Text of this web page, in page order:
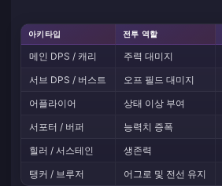
아키타입 전투 역할
메인 DPS / 캐리 주력 대미지
서브 DPS / 버스트
오프 필드 대미지
어플라이어
상태 이상 부여
서포터 / 버퍼
능력치 증폭
힐러 / 서스테인
생존력
탱커 / 브루저
어그로 및 전선 유지